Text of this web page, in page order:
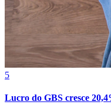
5
Lucro do GBS cresce